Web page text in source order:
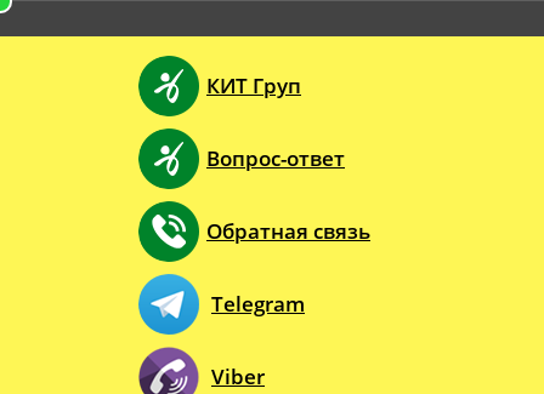
КИТ Груп
Вопрос-ответ
Обратная связь
Telegram
Viber